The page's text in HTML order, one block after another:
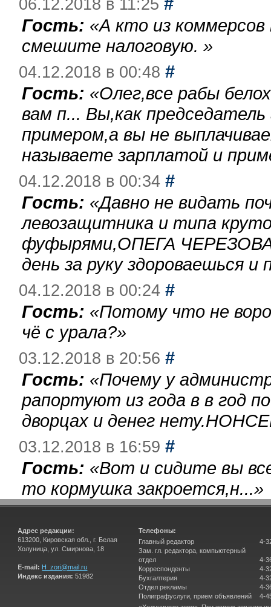
06.12.2018 в 11:25
Гость: «А кто из
смешите налоговую. »
04.12.2018 в 00:48 #
Гость: «Олег,все рабы
вам п... Вы,как
примером,а вы не
называете зарплатой и
04.12.2018 в 00:34 #
Гость: «Давно не видать
левозащитника и типа
фуфырями,ОПЕГА
день за руку здороваешься
04.12.2018 в 00:24 #
Гость: «Потому что не
чё с урала?»
03.12.2018 в 20:56 #
Гость: «Почему у
рапортуют из года в в год
дворцах и денег
03.12.2018 в 16:59 #
Гость: «Вот и сидите вы
то кормушка закроется,н...»
Адрес редакции:
613200, Кировская обл., г. Белая
Холуница, ул. Смирнова, 18
E-mail: H_zori@mail.ru
Индекс издания: 51982
Телефоны:
Главный редактор
Зам. гл. редактора, компьютерный
отдел
Корреспонденты
Бухгалтерия
Отдел рекламы
Полиграфуслуги, прием объявлений
4-
4-
4-
4-
4-
4-